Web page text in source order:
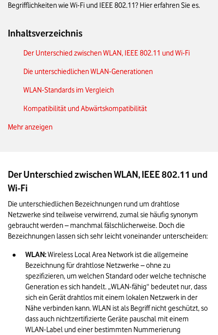
Begrifflichkeiten wie Wi-Fi und IEEE 802.11? Hier erfahren Sie es.
Inhaltsverzeichnis
Der Unterschied zwischen WLAN, IEEE 802.11 und Wi-Fi
Die unterschiedlichen WLAN-Generationen
WLAN-Standards im Vergleich
Kompatibilität und Abwärtskompatibilität
WLAN-Sicherheit
Mehr anzeigen
Der Unterschied zwischen WLAN, IEEE 802.11 und
Wi-Fi
Die unterschiedlichen Bezeichnungen rund um drahtlose
Netzwerke sind teilweise verwirrend, zumal sie häufig synonym
gebraucht werden – manchmal fälschlicherweise. Doch die
Bezeichnungen lassen sich sehr leicht voneinander unterscheiden:
WLAN: Wireless Local Area Network ist die allgemeine
Bezeichnung für drahtlose Netzwerke – ohne zu
spezifizieren, um welchen Standard oder welche technische
Generation es sich handelt. „WLAN-fähig“ bedeutet nur, dass
sich ein Gerät drahtlos mit einem lokalen Netzwerk in der
Nähe verbinden kann. WLAN ist als Begriff nicht geschützt, so
dass auch nichtzertifizierte Geräte pauschal mit einem
WLAN-Label und einer bestimmten Nummerierung